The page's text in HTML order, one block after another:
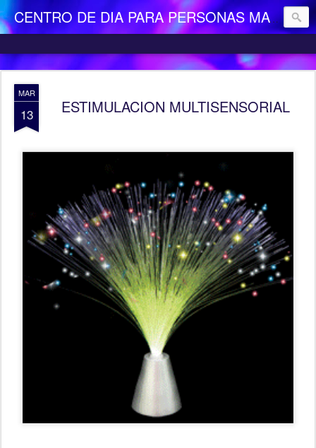
CENTRO DE DIA PARA PERSONAS MAYORES DEPENDIENTES "LA CAMOCHA"
MAR
13 ESTIMULACION MULTISENSORIAL